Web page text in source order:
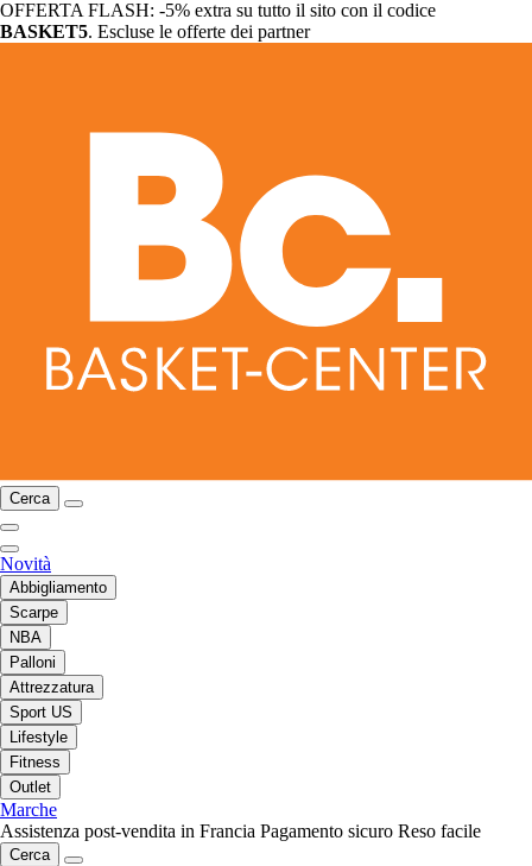
OFFERTA FLASH: -5% extra su tutto il sito con il codice
BASKET5. Escluse le offerte dei partner
Cerca
Novità
Abbigliamento
Scarpe
NBA
Palloni
Attrezzatura
Sport US
Lifestyle
Fitness
Outlet
Marche
Assistenza post-vendita in Francia Pagamento sicuro Reso facile
Cerca